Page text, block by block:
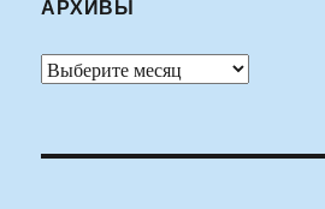
АРХИВЫ
Архивы